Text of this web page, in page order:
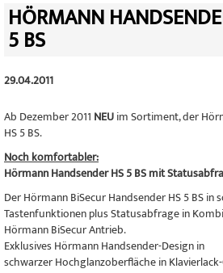
HÖRMANN
5 BS
29.04.2011
Ab Dezember 2011 NEUim Sortiment, der
HS 5 BS.
Noch komfortabler:
Hörmann Handsender HS 5 BS mit
Der Hörmann BiSecur Handsender HS 5 BS in
Tastenfunktionen plus Statusabfrage in
Hörmann BiSecur Antrieb.
Exklusives Hörmann Handsender-Design in
schwarzer Hochglanzoberfläche in